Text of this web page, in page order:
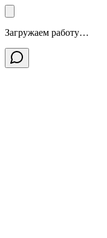
Загружаем работу…